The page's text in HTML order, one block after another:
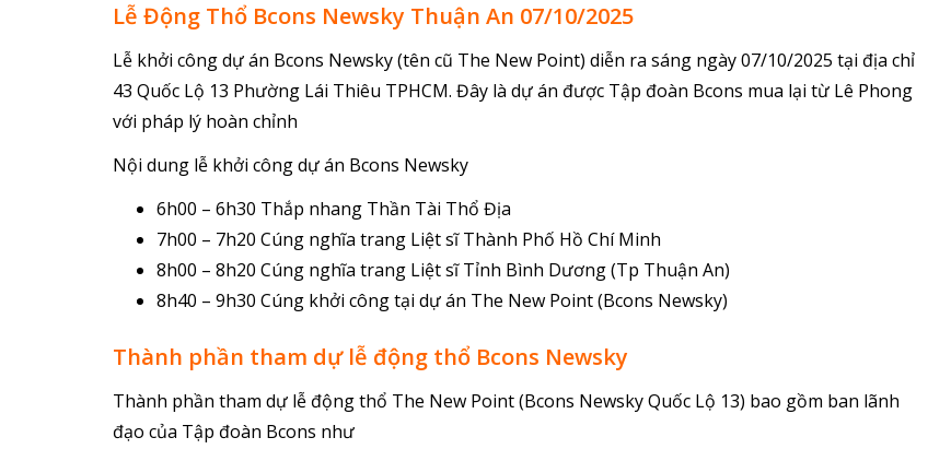
Lễ Động Thổ Bcons Newsky Thuận An 07/10/2025
Lễ khởi công dự án Bcons Newsky (tên cũ The New Point) diễn ra sáng ngày 07/10/2025 tại địa chỉ
43 Quốc Lộ 13 Phường Lái Thiêu TPHCM. Đây là dự án được Tập đoàn Bcons mua lại từ Lê Phong
với pháp lý hoàn chỉnh
Nội dung lễ khởi công dự án Bcons Newsky
6h00 – 6h30 Thắp nhang Thần Tài Thổ Địa
7h00 – 7h20 Cúng nghĩa trang Liệt sĩ Thành Phố Hồ Chí Minh
8h00 – 8h20 Cúng nghĩa trang Liệt sĩ Tỉnh Bình Dương (Tp Thuận An)
8h40 – 9h30 Cúng khởi công tại dự án The New Point (Bcons Newsky)
Thành phần tham dự lễ động thổ Bcons Newsky
Thành phần tham dự lễ động thổ The New Point (Bcons Newsky Quốc Lộ 13) bao gồm ban lãnh
đạo của Tập đoàn Bcons như